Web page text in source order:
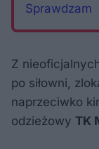
Sprawdzam
Z
po siłowni,
naprzeciwko
odzieżowy TK